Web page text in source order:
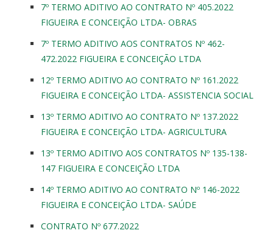
7º TERMO ADITIVO AO CONTRATO Nº 405.2022
FIGUEIRA E CONCEIÇÃO LTDA- OBRAS
7º TERMO ADITIVO AOS CONTRATOS Nº 462-
472.2022 FIGUEIRA E CONCEIÇÃO LTDA
12º TERMO ADITIVO AO CONTRATO Nº 161.2022
FIGUEIRA E CONCEIÇÃO LTDA- ASSISTENCIA SOCIAL
13º TERMO ADITIVO AO CONTRATO Nº 137.2022
FIGUEIRA E CONCEIÇÃO LTDA- AGRICULTURA
13º TERMO ADITIVO AOS CONTRATOS Nº 135-138-
147 FIGUEIRA E CONCEIÇÃO LTDA
14º TERMO ADITIVO AO CONTRATO Nº 146-2022
FIGUEIRA E CONCEIÇÃO LTDA- SAÚDE
CONTRATO Nº 677.2022